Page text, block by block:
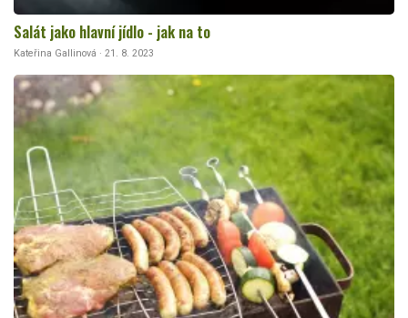
Salát jako hlavní jídlo - jak na to
Kateřina Gallinová · 21. 8. 2023